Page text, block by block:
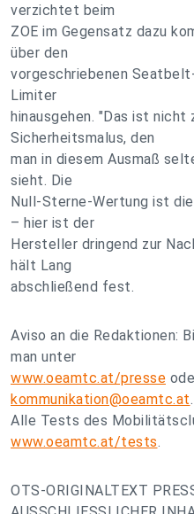
verzichtet beim
ZOE im Gegensatz dazu
über den
vorgeschriebenen
Limiter
hinausgehen. "Das ist nicht
Sicherheitsmalus, den
man in diesem Ausmaß
sieht. Die
Null-Sterne-Wertung ist
– hier ist der
Hersteller dringend zur
hält Lang
abschließend fest.
Aviso an die Redaktionen:
man unter
www.oeamtc.at/presse
kommunikation@oeamtc.at.
Alle Tests des
www.oeamtc.at/tests.
OTS-ORIGINALTEXT